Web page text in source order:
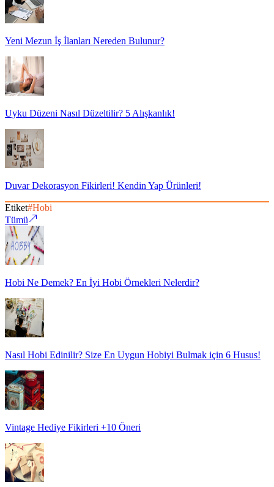
Yeni Mezun İş İlanları Nereden Bulunur?
Uyku Düzeni Nasıl Düzeltilir? 5 Alışkanlık!
Duvar Dekorasyon Fikirleri! Kendin Yap Ürünleri!
Etiket#Hobi
Tümü
Hobi Ne Demek? En İyi Hobi Örnekleri Nelerdir?
Nasıl Hobi Edinilir? Size En Uygun Hobiyi Bulmak için 6 Husus!
Vintage Hediye Fikirleri +10 Öneri